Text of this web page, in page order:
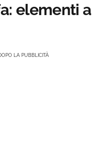
elementi a
LA PUBBLICITÀ